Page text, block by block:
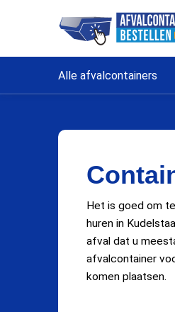
Alle afvalcontainers
Het is goed om
huren in
afval dat u
afvalcontainer
komen plaatsen.